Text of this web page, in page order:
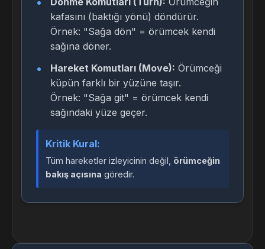
kafasını (baktığı yönü) döndürür.
Örnek: "Sağa dön" = örümcek kendi
sağına döner.
Hareket Komutları (Move): Örümceği
küpün farklı bir yüzüne taşır.
Örnek: "Sağa git" = örümcek kendi
sağındaki yüze geçer.
Kritik Kural:
Tüm hareketler izleyicinin değil, örümceğin
bakış açısına göredir.